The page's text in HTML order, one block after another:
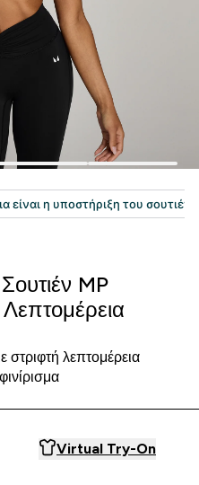
MP
στριφτή λεπτομέρεια
Virtual Try-On